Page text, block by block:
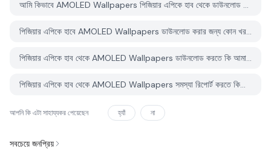
আমি কিভাবে AMOLED Wallpapers পিজিয়ার এপিকে হাব থেকে ডাউনলোড করব?
পিজিয়ার এপিকে হাবে AMOLED Wallpapers ডাউনলোড করার জন্য কোন খরচ আছে?
পিজিয়ার এপিকে হাব থেকে AMOLED Wallpapers ডাউনলোড করতে কি আমার একটি অ্যাকাউন্ট দরকার?
পিজিয়ার এপিকে হাব থেকে AMOLED Wallpapers সমস্যা রিপোর্ট করতে কিভাবে পারি?
আপনি কি এটা সাহায্যকর পেয়েছেন হ্যাঁ না
সবচেয়ে জনপ্রিয়